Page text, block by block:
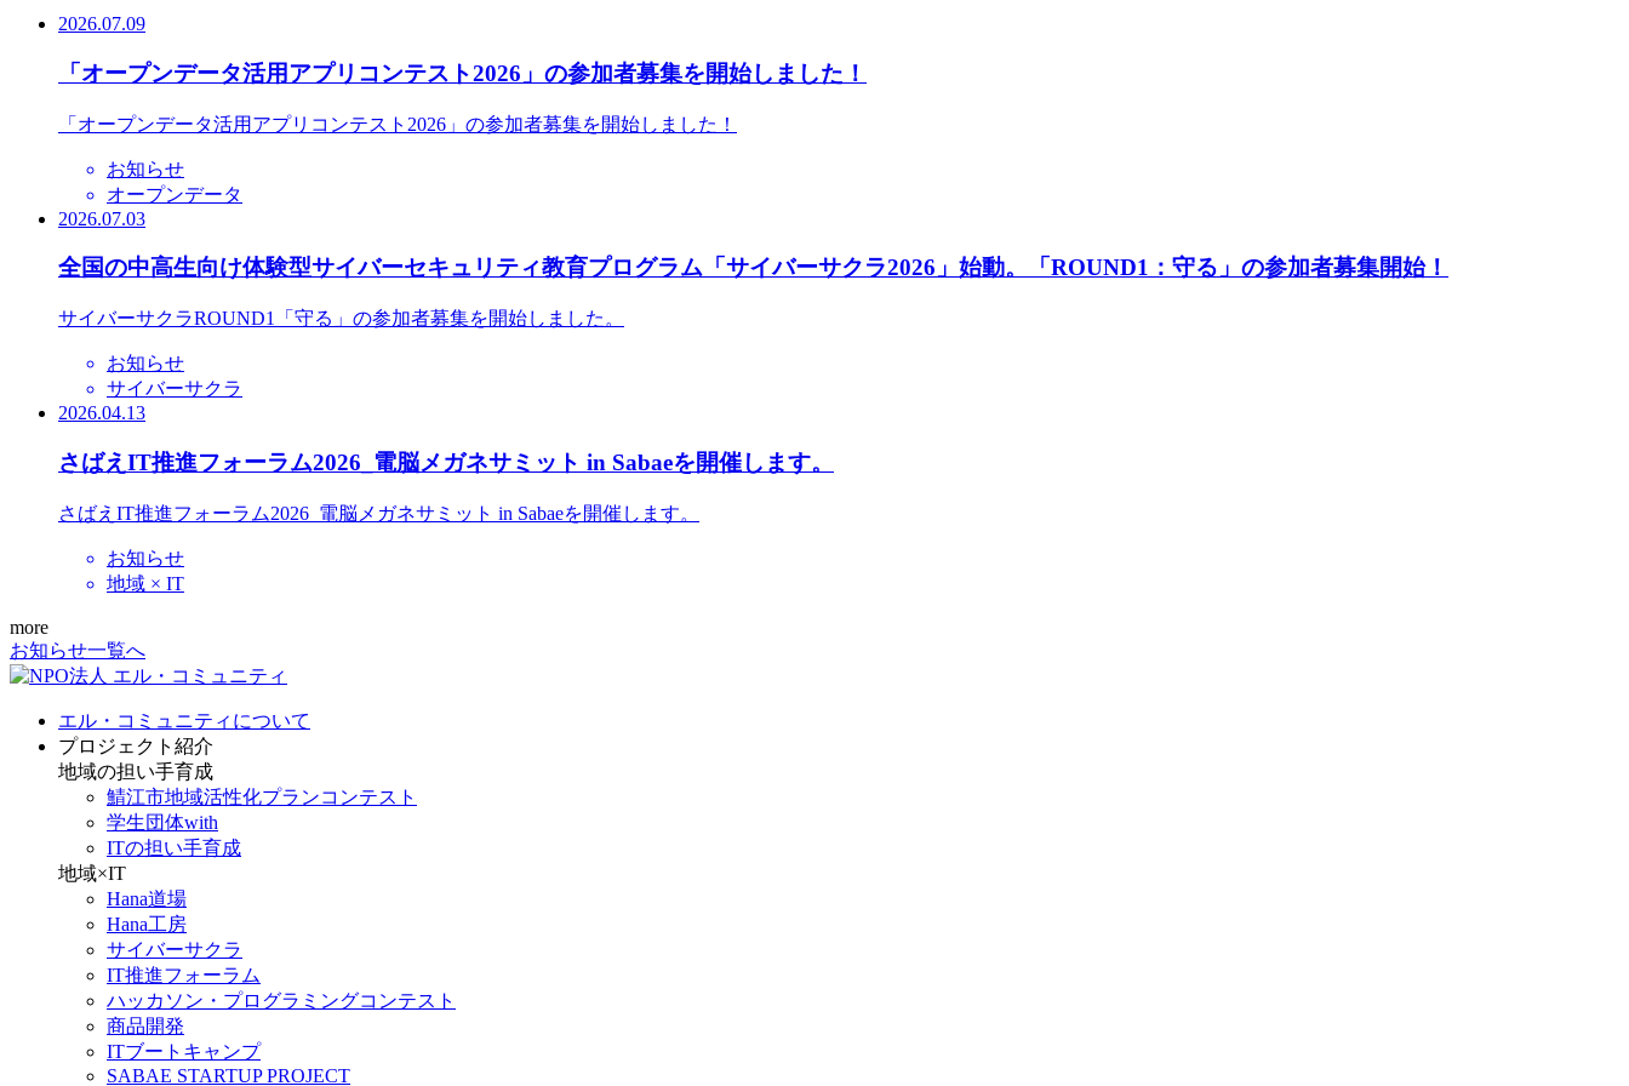
2026.07.09
「オープンデータ活用アプリコンテスト2026」の参加者募集を開始しました！
「オープンデータ活用アプリコンテスト2026」の参加者募集を開始しました！
お知らせ
オープンデータ
2026.07.03
全国の中高生向け体験型サイバーセキュリティ教育プログラム「サイバーサクラ2026」始動。「ROUND1：守る」の参加者募集開始！
サイバーサクラROUND1「守る」の参加者募集を開始しました。
お知らせ
サイバーサクラ
2026.04.13
さばえIT推進フォーラム2026_電脳メガネサミット in Sabaeを開催します。
さばえIT推進フォーラム2026_電脳メガネサミット in Sabaeを開催します。
お知らせ
地域 × IT
more
お知らせ一覧へ
エル・コミュニティについて
プロジェクト紹介
地域の担い手育成
鯖江市地域活性化プランコンテスト
学生団体with
ITの担い手育成
地域×IT
Hana道場
Hana工房
サイバーサクラ
IT推進フォーラム
ハッカソン・プログラミングコンテスト
商品開発
ITブートキャンプ
SABAE STARTUP PROJECT